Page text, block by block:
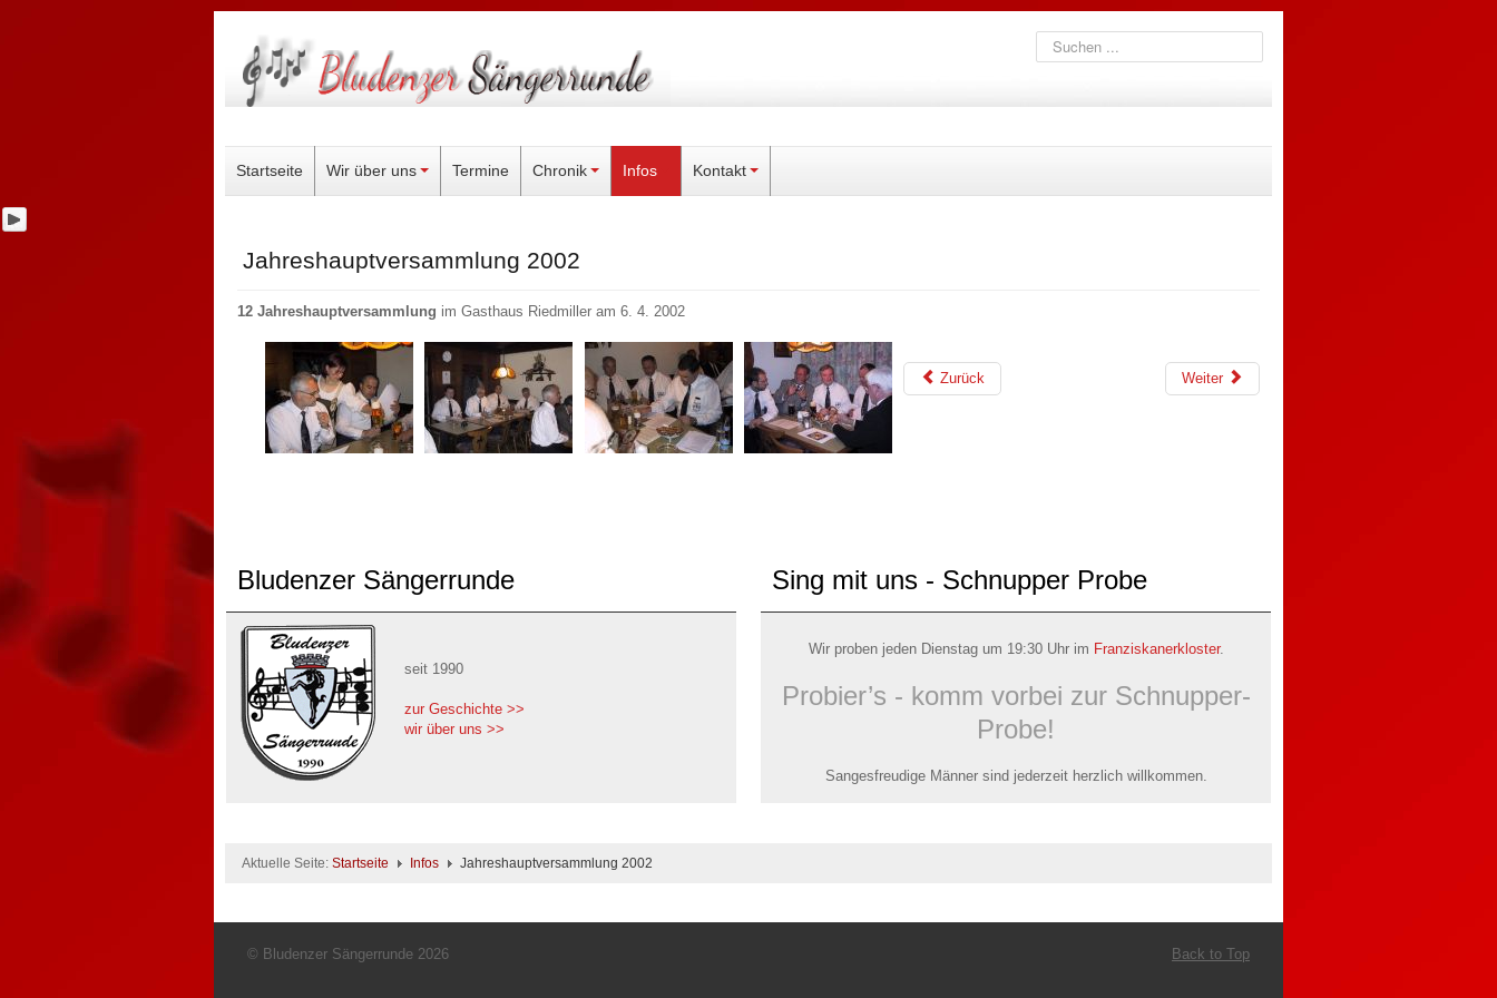
Suchen
Startseite Wir über uns Termine Chronik Infos Kontakt
Jahreshauptversammlung 2002
12 Jahreshauptversammlung im Gasthaus Riedmiller am 6. 4. 2002
Zurück Weiter
Bludenzer Sängerrunde
seit 1990
zur Geschichte >>
wir über uns >>
Sing mit uns - Schnupper Probe
Wir proben jeden Dienstag um 19:30 Uhr im Franziskanerkloster.
Probier’s - komm vorbei zur Schnupper-
Probe!
Sangesfreudige Männer sind jederzeit herzlich willkommen.
Aktuelle Seite: Startseite Infos Jahreshauptversammlung 2002
Back to Top
© Bludenzer Sängerrunde 2026